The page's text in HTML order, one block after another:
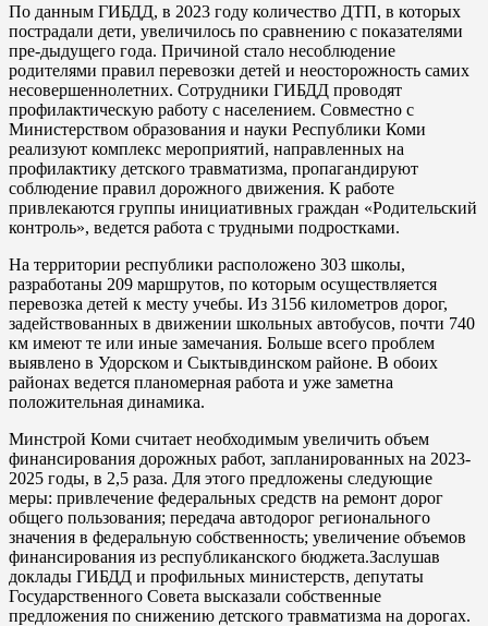
По данным ГИБДД, в 2023 году количество ДТП, в которых
пострадали дети, увеличилось по сравнению с показателями
пре-дыдущего года. Причиной стало несоблюдение
родителями правил перевозки детей и неосторожность самих
несовершеннолетних. Сотрудники ГИБДД проводят
профилактическую работу с населением. Совместно с
Министерством образования и науки Республики Коми
реализуют комплекс мероприятий, направленных на
профилактику детского травматизма, пропагандируют
соблюдение правил дорожного движения. К работе
привлекаются группы инициативных граждан «Родительский
контроль», ведется работа с трудными подростками.
На территории республики расположено 303 школы,
разработаны 209 маршрутов, по которым осуществляется
перевозка детей к месту учебы. Из 3156 километров дорог,
задействованных в движении школьных автобусов, почти 740
км имеют те или иные замечания. Больше всего проблем
выявлено в Удорском и Сыктывдинском районе. В обоих
районах ведется планомерная работа и уже заметна
положительная динамика.
Минстрой Коми считает необходимым увеличить объем
финансирования дорожных работ, запланированных на 2023-
2025 годы, в 2,5 раза. Для этого предложены следующие
меры: привлечение федеральных средств на ремонт дорог
общего пользования; передача автодорог регионального
значения в федеральную собственность; увеличение объемов
финансирования из республиканского бюджета.Заслушав
доклады ГИБДД и профильных министерств, депутаты
Государственного Совета высказали собственные
предложения по снижению детского травматизма на дорогах.